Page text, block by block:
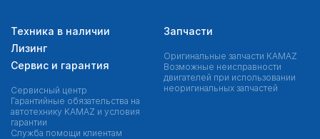
Техника в наличии
Лизинг
Сервис и гарантия
Сервисный центр
Гарантийные обязательства на
автотехнику KAMAZ и условия
гарантии
Служба помощи клиентам
Запчасти
Оригинальные запчасти КAMAZ
Возможные неисправности
двигателей при использовании
неоригинальных запчастей